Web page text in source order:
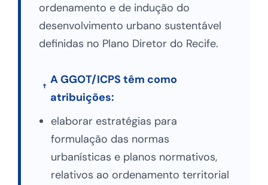
ordenamento e de indução do
desenvolvimento urbano sustentável
definidas no Plano Diretor do Recife.
A GGOT/ICPS têm como
atribuições:
elaborar estratégias para
formulação das normas
urbanísticas e planos normativos,
relativos ao ordenamento territorial